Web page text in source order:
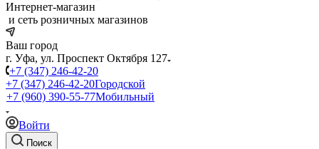
Интернет-магазин
и сеть розничных магазинов
Ваш город
г. Уфа, ул. Проспект Октября 127
+7 (347) 246-42-20
+7 (347) 246-42-20Городской
+7 (960) 390-55-77Мобильный
Войти
Поиск